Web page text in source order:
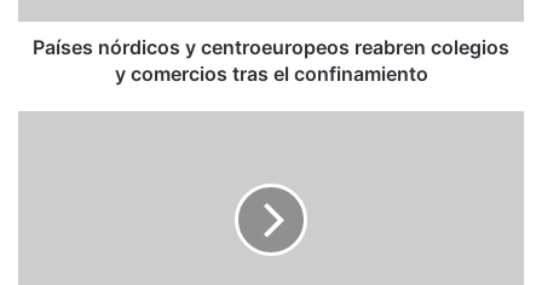
tras
confinamiento
Países nórdicos y centroeuropeos reabren colegios
y comercios tras el confinamiento